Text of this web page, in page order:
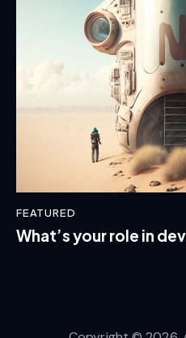
FEATURED
What’s your role in